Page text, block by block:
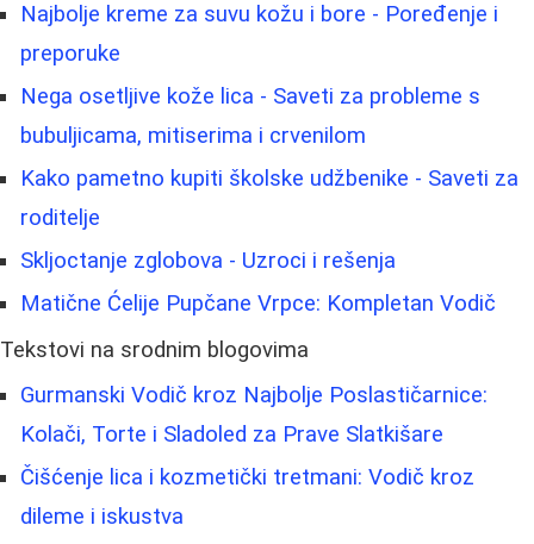
Najbolje kreme za suvu kožu i bore - Poređenje i
preporuke
Nega osetljive kože lica - Saveti za probleme s
bubuljicama, mitiserima i crvenilom
Kako pametno kupiti školske udžbenike - Saveti za
roditelje
Skljoctanje zglobova - Uzroci i rešenja
Matične Ćelije Pupčane Vrpce: Kompletan Vodič
Tekstovi na srodnim blogovima
Gurmanski Vodič kroz Najbolje Poslastičarnice:
Kolači, Torte i Sladoled za Prave Slatkišare
Čišćenje lica i kozmetički tretmani: Vodič kroz
dileme i iskustva